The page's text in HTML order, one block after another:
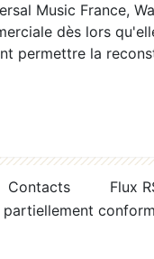
Music France,
dès lors
permettre la
Contacts
Flux